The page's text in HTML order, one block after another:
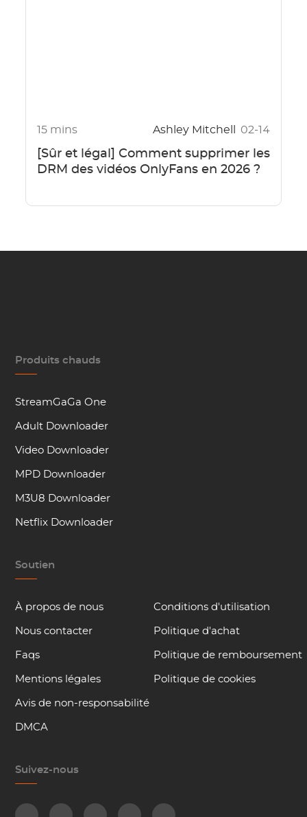
15 mins Ashley Mitchell 02-14
[Sûr et légal] Comment supprimer les
DRM des vidéos OnlyFans en 2026 ?
Produits chauds
StreamGaGa One
Adult Downloader
Video Downloader
MPD Downloader
M3U8 Downloader
Netflix Downloader
Soutien
À propos de nous
Nous contacter
Faqs
Mentions légales
Avis de non-responsabilité
DMCA
Conditions d'utilisation
Politique d'achat
Politique de remboursement
Politique de cookies
Suivez-nous